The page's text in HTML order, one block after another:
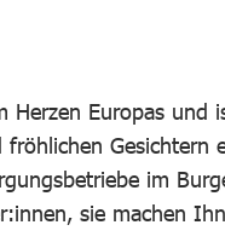
Herzen Europas und
im
sie machen